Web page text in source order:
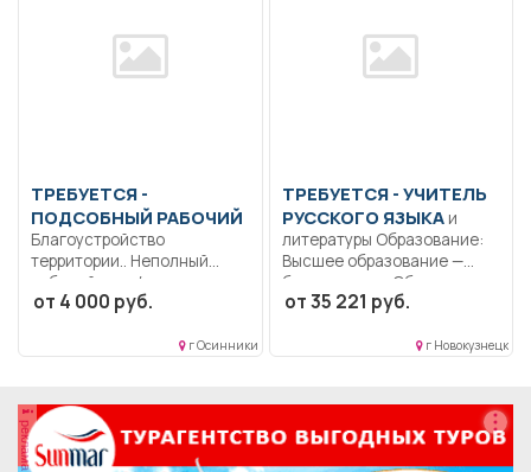
ТРЕБУЕТСЯ -
ПОДСОБНЫЙ РАБОЧИЙ
Благоустройство
территории.. Неполный
рабочий день/неполная
рабочая неделя..
от 4 000 руб.
г Осинники
ТРЕБУЕТСЯ - УЧИТЕЛЬ
РУССКОГО ЯЗЫКАи
литературы Образование:
Высшее образование —
бакалавриат.. Обучение
методам понимания...
от 35 221 руб.
г Новокузнецк
реклама